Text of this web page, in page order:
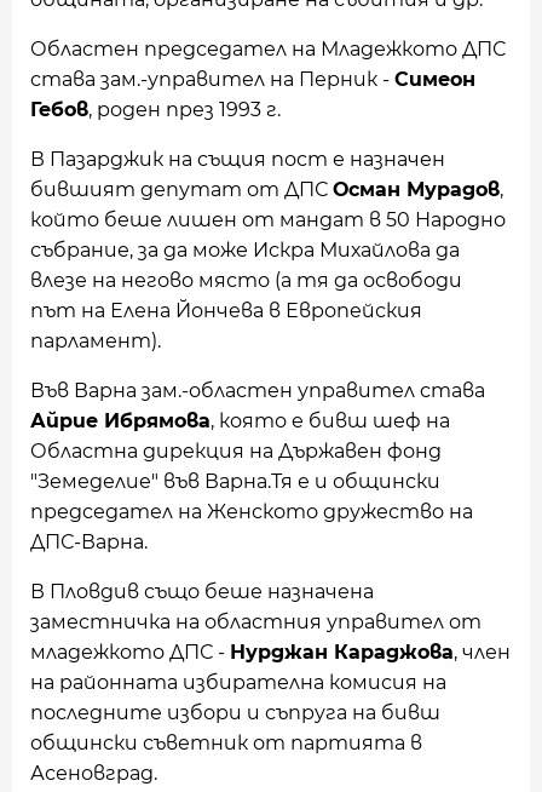
Областен председател на Младежкото ДПС
става зам.-управител на Перник - Симеон
Гебов, роден през 1993 г.
В Пазарджик на същия пост е назначен
бившият депутат от ДПС Осман Мурадов,
който беше лишен от мандат в 50 Народно
събрание, за да може Искра Михайлова да
влезе на негово място (а тя да освободи
път на Елена Йончева в Европейския
парламент).
Във Варна зам.-областен управител става
Айрие Ибрямова, която е бивш шеф на
Областна дирекция на Държавен фонд
"Земеделие" във Варна.Тя е и общински
председател на Женското дружество на
ДПС-Варна.
В Пловдив също беше назначена
заместничка на областния управител от
младежкото ДПС - Нурджан Караджова, член
на районната избирателна комисия на
последните избори и съпруга на бивш
общински съветник от партията в
Асеновград.